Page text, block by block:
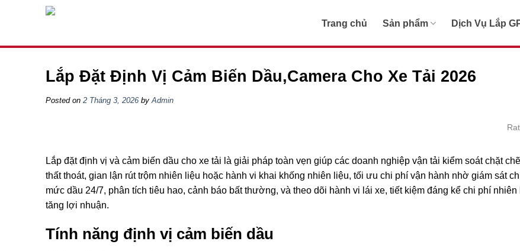
Trang chủ Sản phẩm Dịch Vụ Lắp
Lắp Đặt Định Vị Cảm Biến Dầu,Camera Cho Xe Tải 2026
Posted on 2 Tháng 3, 2026 by Admin
Lắp đặt định vị và cảm biến dầu cho xe tải là giải pháp toàn vẹn giúp các doanh nghiệp vận tải kiểm soát chặt
thất thoát, gian lận rút trộm nhiên liệu hoặc hành vi khai khống nhiên liệu, tối ưu chi phí vận hành nhờ giám sát
mức dầu 24/7, phân tích tiêu hao, cảnh báo bất thường, và theo dõi hành vi lái xe, tiết kiệm đáng kể chi phí nhiên
tăng lợi nhuận.
Tính năng định vị cảm biến dầu